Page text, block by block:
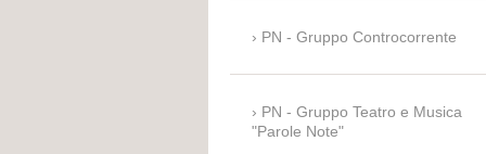
PN - Gruppo Controcorrente
PN - Gruppo Teatro e Musica
"Parole Note"